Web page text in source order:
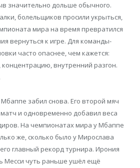
значительно дольше обычного.
болельщиков просили укрыться,
мира на время превратился
вернуться к игре. Для команды-
часто опаснее, чем кажется:
внутренний разгон.
забил снова. Его второй мяч
и одновременно добавил веса
На чемпионатах мира у Мбаппе
же, сколько было у Мирослава
главный рекорд турнира. Ирония
Месси чуть раньше ушёл ещё